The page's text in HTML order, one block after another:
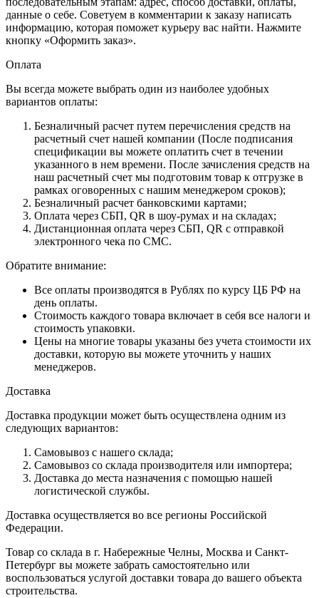
данные о себе. Советуем в комментарии к заказу написать
информацию, которая поможет курьеру вас найти. Нажмите
кнопку «Оформить заказ».
Оплата
Вы всегда можете выбрать один из наиболее удобных
вариантов оплаты:
Безналичный расчет путем перечисления средств на
расчетный счет нашей компании (После подписания
спецификации вы можете оплатить счет в течении
указанного в нем времени. После зачисления средств на
наш расчетный счет мы подготовим товар к отгрузке в
рамках оговоренных с нашим менеджером сроков);
Безналичный расчет банковскими картами;
Оплата через СБП, QR в шоу-румах и на складах;
Дистанционная оплата через СБП, QR с отправкой
электронного чека по СМС.
Обратите внимание:
Все оплаты производятся в Рублях по курсу ЦБ РФ на
день оплаты.
Стоимость каждого товара включает в себя все налоги и
стоимость упаковки.
Цены на многие товары указаны без учета стоимости их
доставки, которую вы можете уточнить у наших
менеджеров.
Доставка
Доставка продукции может быть осуществлена одним из
следующих вариантов:
Самовывоз с нашего склада;
Самовывоз со склада производителя или импортера;
Доставка до места назначения с помощью нашей
логистической службы.
Доставка осуществляется во все регионы Российской
Федерации.
Товар со склада в г. Набережные Челны, Москва и Санкт-
Петербург вы можете забрать самостоятельно или
воспользоваться услугой доставки товара до вашего объекта
строительства.